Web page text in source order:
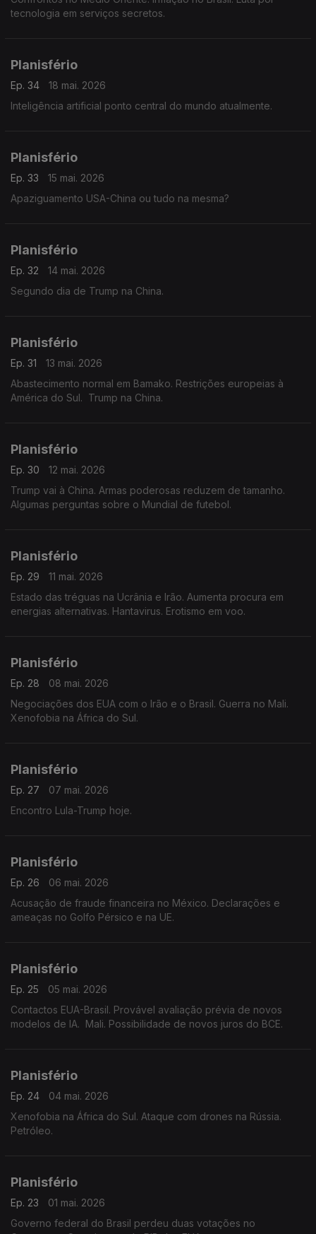
tecnologia em serviços secretos.
Planisfério
Ep. 34
18 mai. 2026
Inteligência artificial ponto central do mundo atualmente.
Planisfério
Ep. 33
15 mai. 2026
Apaziguamento USA-China ou tudo na mesma?
Planisfério
Ep. 32
14 mai. 2026
Segundo dia de Trump na China.
Planisfério
Ep. 31
13 mai. 2026
Abastecimento normal em Bamako. Restrições europeias à
América do Sul. Trump na China.
Planisfério
Ep. 30
12 mai. 2026
Trump vai à China. Armas poderosas reduzem de tamanho.
Algumas perguntas sobre o Mundial de futebol.
Planisfério
Ep. 29
11 mai. 2026
Estado das tréguas na Ucrânia e Irão. Aumenta procura em
energias alternativas. Hantavirus. Erotismo em voo.
Planisfério
Ep. 28
08 mai. 2026
Negociações dos EUA com o Irão e o Brasil. Guerra no Mali.
Xenofobia na África do Sul.
Planisfério
Ep. 27
07 mai. 2026
Encontro Lula-Trump hoje.
Planisfério
Ep. 26
06 mai. 2026
Acusação de fraude financeira no México. Declarações e
ameaças no Golfo Pérsico e na UE.
Planisfério
Ep. 25
05 mai. 2026
Contactos EUA-Brasil. Provável avaliação prévia de novos
modelos de IA. Mali. Possibilidade de novos juros do BCE.
Planisfério
Ep. 24
04 mai. 2026
Xenofobia na África do Sul. Ataque com drones na Rússia.
Petróleo.
Planisfério
Ep. 23
01 mai. 2026
Governo federal do Brasil perdeu duas votações no